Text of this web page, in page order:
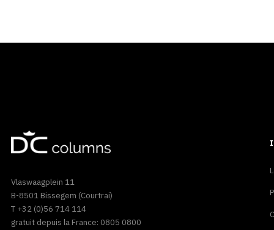
Vlaswaagplein 11
B-8501 Bissegem (Courtrai)
T +32 (0)56 714 114
gratuit depuis la France: 0805 0800